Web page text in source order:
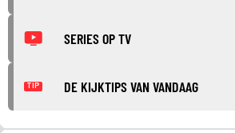
SERIES OP TV
TIP DE KIJKTIPS VAN VANDAAG